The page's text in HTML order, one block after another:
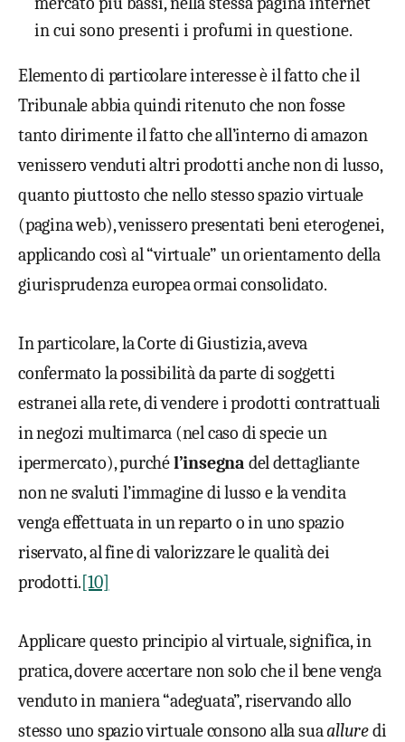
in cui sono presenti i profumi in questione.
Elemento di particolare interesse è il fatto che il
Tribunale abbia quindi ritenuto che non fosse
tanto dirimente il fatto che all’interno di amazon
venissero venduti altri prodotti anche non di lusso,
quanto piuttosto che nello stesso spazio virtuale
(pagina web), venissero presentati beni eterogenei,
applicando così al “virtuale” un orientamento della
giurisprudenza europea ormai consolidato.
In particolare, la Corte di Giustizia, aveva
confermato la possibilità da parte di soggetti
estranei alla rete, di vendere i prodotti contrattuali
in negozi multimarca (nel caso di specie un
ipermercato), purchél’insegna del dettagliante
non ne svaluti l’immagine di lusso e la vendita
venga effettuata in un reparto o in uno spazio
riservato, al fine di valorizzare le qualità dei
prodotti.[10]
Applicare questo principio al virtuale, significa, in
pratica, dovere accertare non solo che il bene venga
venduto in maniera “adeguata”, riservando allo
stesso uno spazio virtuale consono alla suaalluredi